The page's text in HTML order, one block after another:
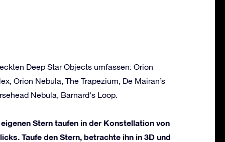
Deep Star Objects umfassen: Orion
Orion Nebula, The Trapezium, De Mairan’s
Nebula, Barnard's Loop.
Stern taufen in der Konstellation von
Taufe den Stern, betrachte ihn in 3D und